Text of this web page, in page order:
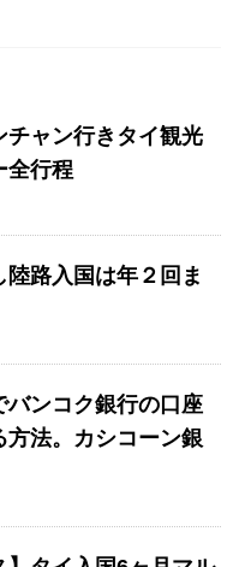
チャン行きタイ観光
全行程
陸路入国は年２回ま
バンコク銀行の口座
方法。カシコーン銀